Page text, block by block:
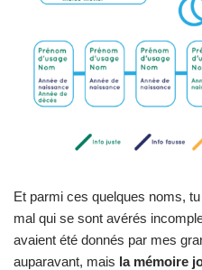
Et parmi ces quelques noms,
mal qui se sont avérés
avaient été donnés par mes
auparavant, mais la mémoire